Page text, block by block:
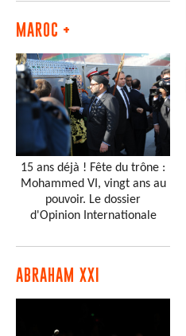
MAROC +
15 ans déjà ! Fête du trône :
Mohammed VI, vingt ans au
pouvoir. Le dossier
d'Opinion Internationale
ABRAHAM XXI